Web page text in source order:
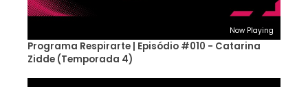
Now Playing
Programa Respirarte | Episódio #010 - Catarina
Zidde (Temporada 4)